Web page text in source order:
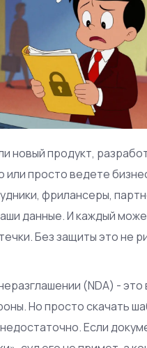
новый продукт,
или просто ведете
фрилансеры,
данные. И каждый
Без защиты это не
(NDA) - это
Но просто скачать
Если